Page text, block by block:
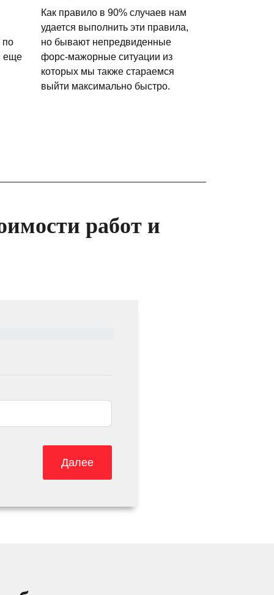
по
еще
Как правило в 90% случаев нам
удается выполнить эти правила,
но бывают непредвиденные
форс-мажорные ситуации из
которых мы также стараемся
выйти максимально быстро.
работ и
Далее